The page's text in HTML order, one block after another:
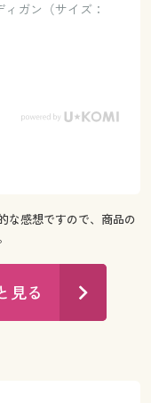
ガン（サイズ：
な感想ですので、商品の
見る